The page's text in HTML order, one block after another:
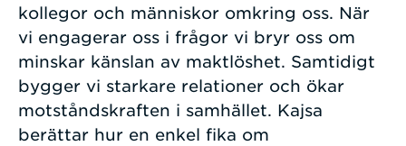
kollegor och människor omkring oss. När
vi engagerar oss i frågor vi bryr oss om
minskar känslan av maktlöshet. Samtidigt
bygger vi starkare relationer och ökar
motståndskraften i samhället. Kajsa
berättar hur en enkel fika om